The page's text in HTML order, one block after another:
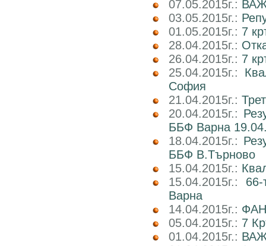
07.05.2015г.:
03.05.2015г.:
01.05.2015г.: 7
28.04.2015г.:
26.04.2015г.: 7
25.04.2015г.:
София
21.04.2015г.:
20.04.2015г.:
ББФ Варна
18.04.2015г.:
ББФ В.Търново
15.04.2015г.:
15.04.2015г.:
Варна
14.04.2015г.:
05.04.2015г.: 7
01.04.2015г.: